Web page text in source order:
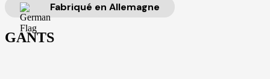
Fabriqué en Allemagne
GANTS